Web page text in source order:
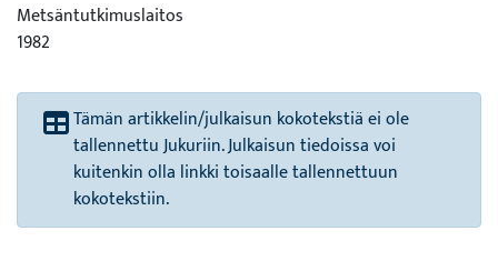
Metsäntutkimuslaitos
1982
Tämän artikkelin/julkaisun kokotekstiä ei ole
tallennettu Jukuriin. Julkaisun tiedoissa voi
kuitenkin olla linkki toisaalle tallennettuun
kokotekstiin.